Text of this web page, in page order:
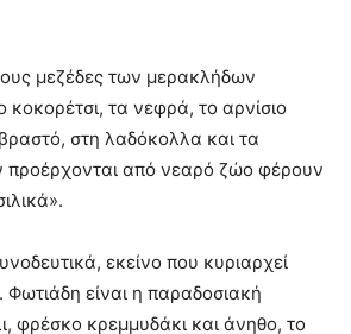
μεζέδες των μερακλήδων
τα νεφρά, το αρνίσιο
στη λαδόκολλα και τα
προέρχονται από νεαρό ζώο φέρουν
εκείνο που κυριαρχεί
είναι η παραδοσιακή
φρέσκο κρεμμυδάκι και άνηθο, το